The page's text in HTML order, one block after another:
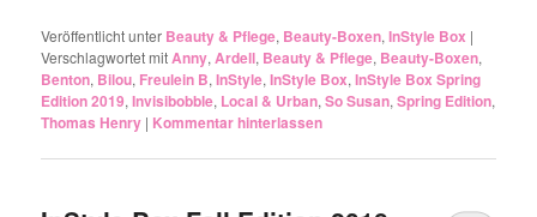
Veröffentlicht unter Beauty & Pflege, Beauty-Boxen,InStyle Box |
Verschlagwortet mitAnny,Ardell, Beauty & Pflege, Beauty-Boxen,
Benton, Bilou, Freulein B,InStyle,InStyle Box,InStyle Box Spring
Edition 2019,Invisibobble, Local & Urban,So Susan,Spring Edition,
Thomas Henry | Kommentar hinterlassen